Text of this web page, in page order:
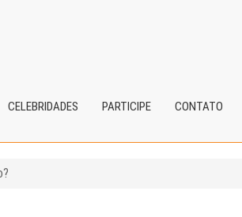
CELEBRIDADES PARTICIPE CONTATO